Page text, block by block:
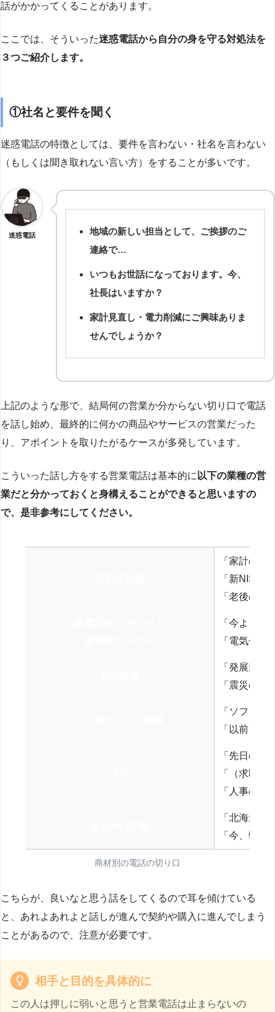
話がかかってくることがあります。
ここでは、そういった迷惑電話から自分の身を守る対処法を
３つご紹介します。
①社名と要件を聞く
迷惑電話の特徴としては、要件を言わない・社名を言わない
（もしくは聞き取れない言い方）をすることが多いです。
迷惑電話
地域の新しい担当として、ご挨拶のご
連絡で…
いつもお世話になっております。今、
社長はいますか？
家計見直し・電力削減にご興味ありま
せんでしょうか？
上記のような形で、結局何の営業か分からない切り口で電話
を話し始め、最終的に何かの商品やサービスの営業だった
り、アポイントを取りたがるケースが多発しています。
こういった話し方をする営業電話は基本的に 以下の業種の営
業だと分かっておくと身構えることができると思いますの
で、是非参考にしてください。
「家計の見
「新NISA
「老後の
「今より
「電気代を
「発展途
「震災の
「ソフト
「以前、
「先日の
「（求職
「人事の方
「北海道
「今、弊
商材別の電話の切り口
こちらが、良いなと思う話をしてくるので耳を傾けている
と、あれよあれよと話しが進んで契約や購入に進んでしまう
ことがあるので、注意が必要です。
相手と目的を具体的に
この人は押しに弱いと思うと営業電話は止まらないの